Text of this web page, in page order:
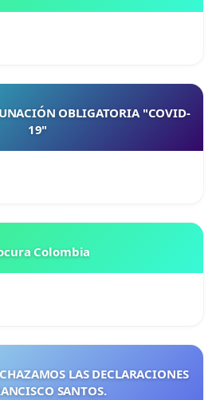
OBLIGATORIA "COVID-
19"
Colombia
LAS DECLARACIONES
SANTOS.